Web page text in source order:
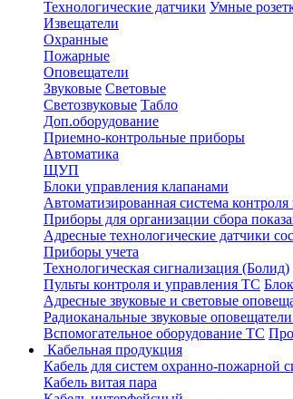
Технологические датчики Умные
Извещатели
Охранные
Пожарные
Оповещатели
Звуковые Световые
Светозвуковые Табло
Доп.оборудование
Приемно-контрольные приборы
Автоматика
ЩУП
Блоки управления клапанами
Автоматизированная система
Приборы для организации сбора
Адресные технологические датчики
Приборы учета
Технологическая сигнализация (Болид)
Пульты контроля и управления ТС
Адресные звуковые и световые
Радиоканальные звуковые
Вспомогательное оборудование ТС
Кабельная продукция
Кабель для систем охранно-пожарной
Кабель витая пара